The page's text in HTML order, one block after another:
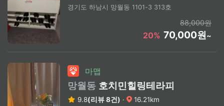
경기도 하남시 망월동 1101-3 313호
88,000원
20% 70,000원~
마맵
망월동 호치민힐링테라피
9.8(리뷰 8건) · 16.21km